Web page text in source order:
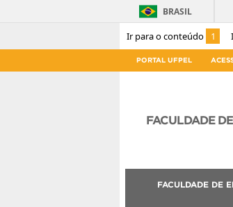
Ir para o conteúdo 1
BRASIL
PORTAL UFPEL
FACULDADE
FACULDADE DE